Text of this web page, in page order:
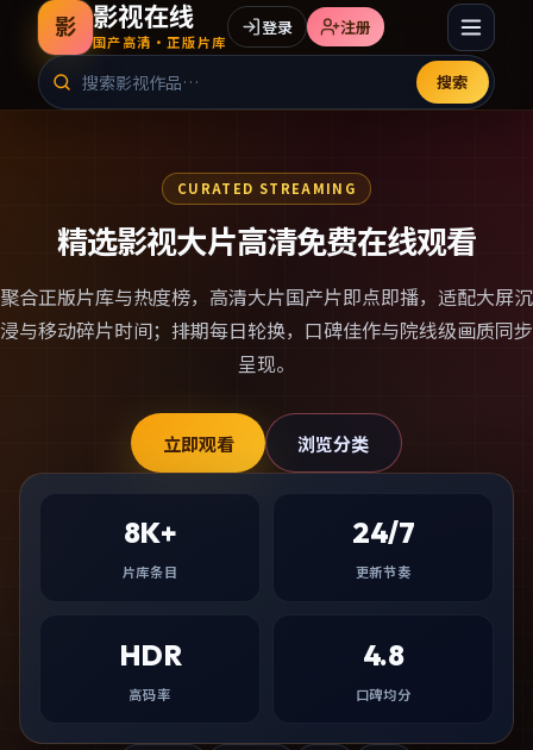
影 影视在线
国产高清·正版片库
搜索
登录 注册
CURATED STREAMING
精选影视大片高清免费在线观看
聚合正版片库与热度榜， 高清大片国产片即点即播，适配大屏沉
浸与移动碎片时间；排期每日轮换，口碑佳作与院线级画质同步
呈现。
立即观看 浏览分类
8K+
片库条目
24/7
更新节奏
HDR
高码率
4.8
口碑均分